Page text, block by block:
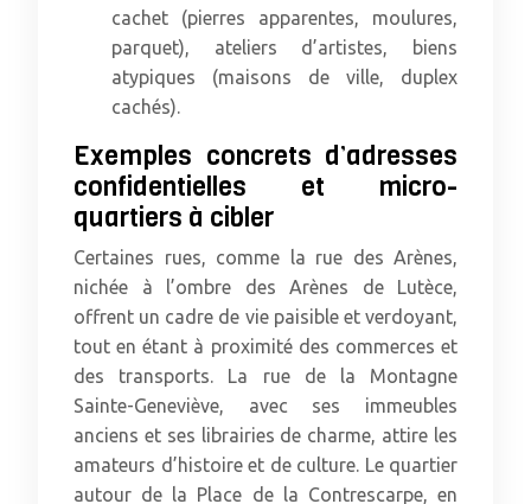
cachet (pierres apparentes, moulures,
parquet), ateliers d’artistes, biens
atypiques (maisons de ville, duplex
cachés).
Exemples concrets d’adresses
confidentielles et micro-
quartiers à cibler
Certaines rues, comme la rue des Arènes,
nichée à l’ombre des Arènes de Lutèce,
offrent un cadre de vie paisible et verdoyant,
tout en étant à proximité des commerces et
des transports. La rue de la Montagne
Sainte-Geneviève, avec ses immeubles
anciens et ses librairies de charme, attire les
amateurs d’histoire et de culture. Le quartier
autour de la Place de la Contrescarpe, en